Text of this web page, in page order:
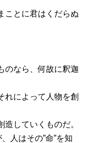
ことに君はくだらぬ
のなら、何故に釈迦
によって人物を創
していくものだ。
人はその”命”を知